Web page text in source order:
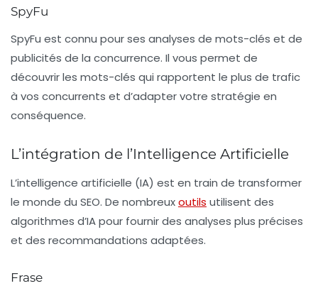
SpyFu
SpyFu est connu pour ses analyses de mots-clés et de
publicités de la concurrence. Il vous permet de
découvrir les mots-clés qui rapportent le plus de trafic
à vos concurrents et d’adapter votre stratégie en
conséquence.
L’intégration de l’Intelligence Artificielle
L’intelligence artificielle (IA) est en train de transformer
le monde du SEO. De nombreuxoutils utilisent des
algorithmes d’IA pour fournir des analyses plus précises
et des recommandations adaptées.
Frase